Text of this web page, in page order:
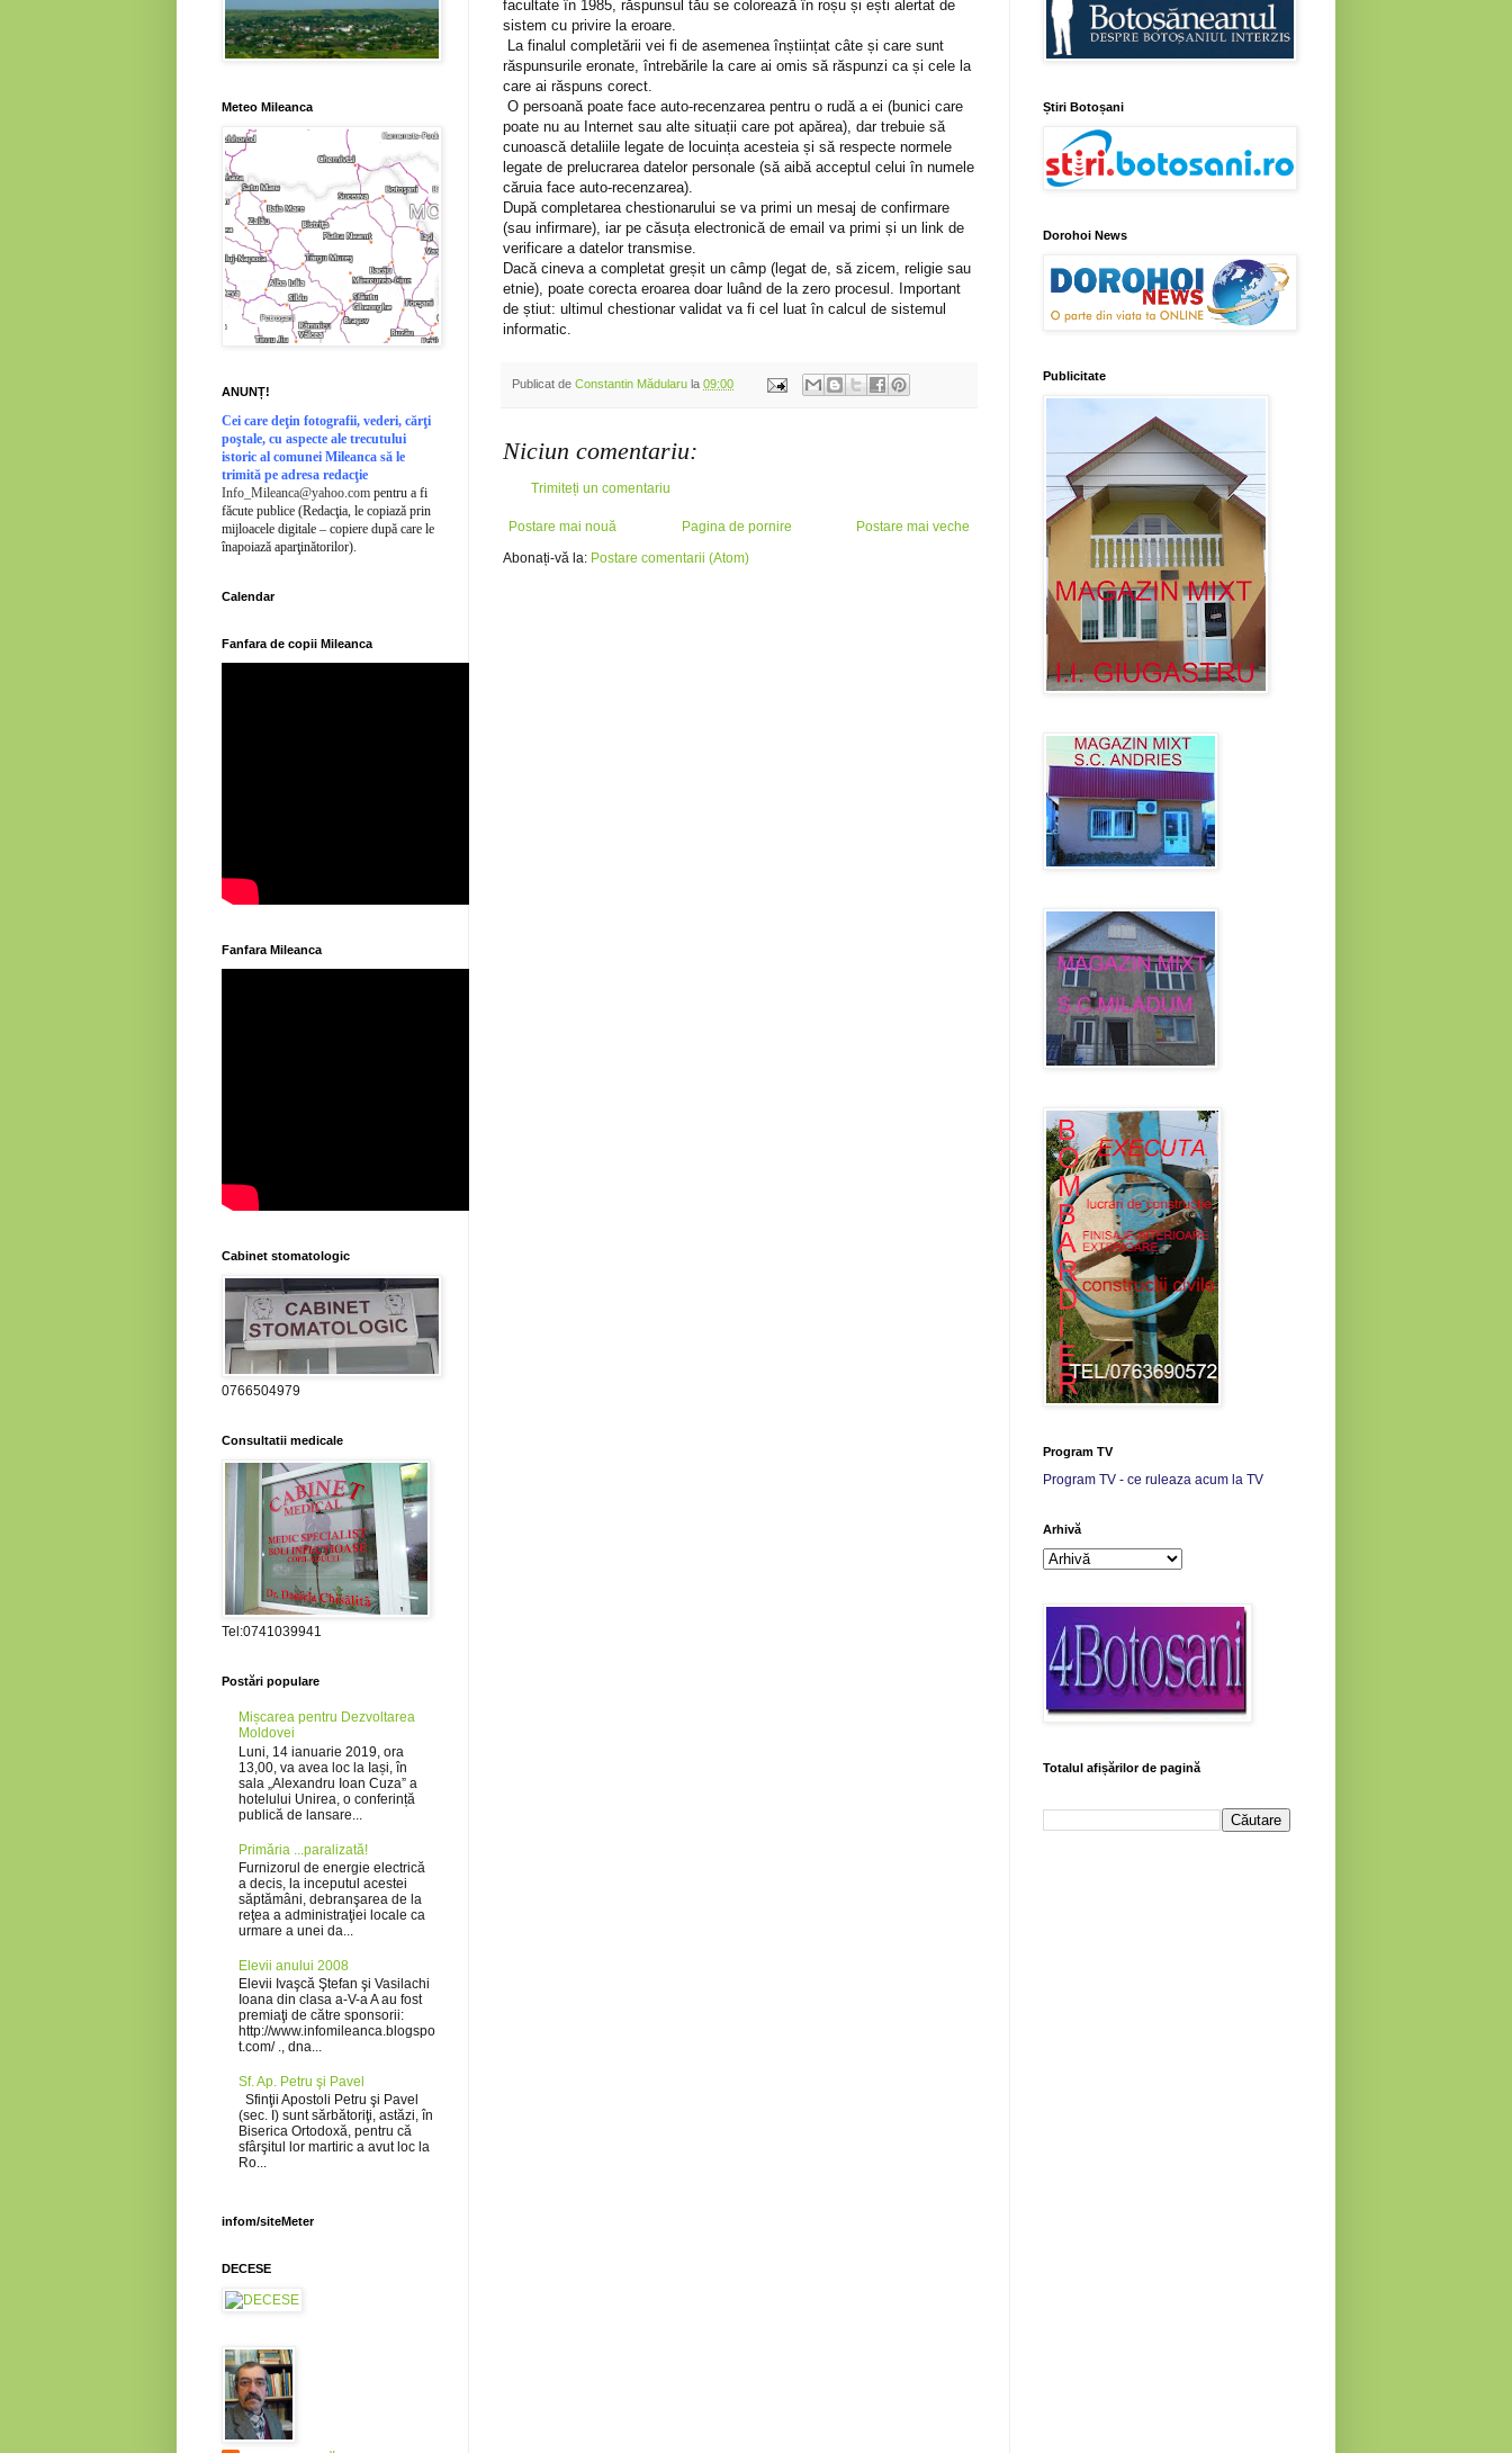
facultate în 1985, răspunsul tău se colorează în roșu și ești alertat de
sistem cu privire la eroare.
La finalul completării vei fi de asemenea înștiințat câte și care sunt
răspunsurile eronate, întrebările la care ai omis să răspunzi ca și cele la
care ai răspuns corect.
O persoană poate face auto-recenzarea pentru o rudă a ei (bunici care
poate nu au Internet sau alte situații care pot apărea), dar trebuie să
cunoască detaliile legate de locuința acesteia și să respecte normele
legate de prelucrarea datelor personale (să aibă acceptul celui în numele
căruia face auto-recenzarea).
După completarea chestionarului se va primi un mesaj de confirmare
(sau infirmare), iar pe căsuța electronică de email va primi și un link de
verificare a datelor transmise.
Dacă cineva a completat greșit un câmp (legat de, să zicem, religie sau
etnie), poate corecta eroarea doar luând de la zero procesul. Important
de știut: ultimul chestionar validat va fi cel luat în calcul de sistemul
informatic.
Publicat de Constantin Mădularu la 09:00
Niciun comentariu:
Trimiteți un comentariu
Postare mai nouă Postare mai veche
Pagina de pornire
Abonați-vă la: Postare comentarii (Atom)
Meteo Mileanca
ANUNȚ!
Cei care deţin fotografii, vederi, cărţi
poştale, cu aspecte ale trecutului
istoric al comunei Mileanca să le
trimită pe adresa redacţie
Info_Mileanca@yahoo.com pentru a fi
făcute publice (Redacţia, le copiază prin
mijloacele digitale – copiere după care le
înapoiază aparţinătorilor).
Calendar
Fanfara de copii Mileanca
Fanfara Mileanca
Cabinet stomatologic
0766504979
Consultatii medicale
Tel:0741039941
Postări populare
Mișcarea pentru Dezvoltarea
Moldovei
Luni, 14 ianuarie 2019, ora
13,00, va avea loc la Iași, în
sala „Alexandru Ioan Cuza” a
hotelului Unirea, o conferință
publică de lansare...
Primăria ...paralizată!
Furnizorul de energie electrică
a decis, la inceputul acestei
săptămâni, debranşarea de la
reţea a administraţiei locale ca
urmare a unei da...
Elevii anului 2008
Elevii Ivaşcă Ştefan şi Vasilachi
Ioana din clasa a-V-a A au fost
premiaţi de către sponsorii:
http://www.infomileanca.blogspo
t.com/ ., dna...
Sf. Ap. Petru şi Pavel
Sfinţii Apostoli Petru şi Pavel
(sec. I) sunt sărbătoriţi, astăzi, în
Biserica Ortodoxă, pentru că
sfârşitul lor martiric a avut loc la
Ro...
infom/siteMeter
DECESE
Știri Botoșani
Dorohoi News
Publicitate
Program TV
Program TV - ce ruleaza acum la TV
Arhivă
Totalul afișărilor de pagină